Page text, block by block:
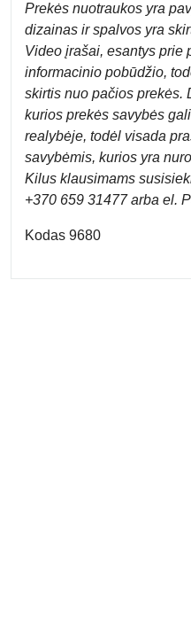
Prekės nuotraukos yra
dizainas ir spalvos yra
Video įrašai, esantys prie
informacinio pobūdžio,
skirtis nuo pačios prekės.
kurios prekės savybės
realybėje, todėl visada
savybėmis, kurios yra
Kilus klausimams
+370 659 31477 arba el.
Kodas 9680